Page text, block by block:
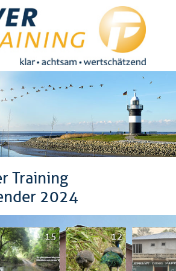
Training
2024
15 12